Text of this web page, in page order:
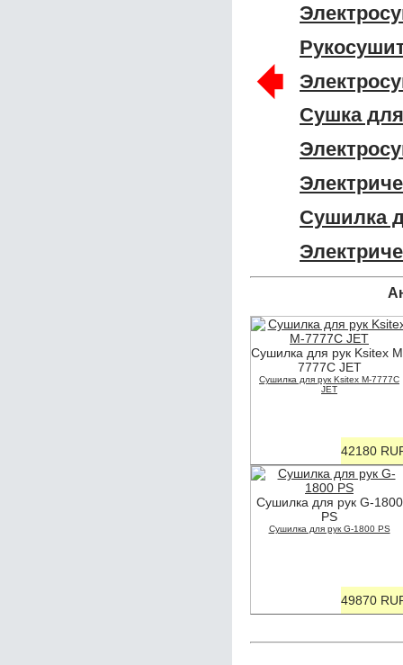
Сушка
Сушилка
🠸
Сушилка для рук Ksitex
7777С JET
Сушилка для рук Ksitex M-7777С
JET
42180
Сушилка для рук G-1800
PS
Сушилка для рук G-1800 PS
49870